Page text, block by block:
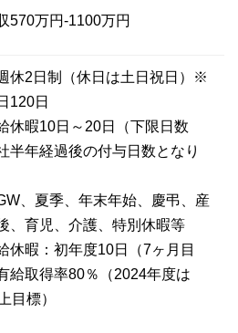
570万円-1100万円
休2日制（休日は土日祝日）※
120日
休暇10日～20日（下限日数
半年経過後の付与日数となり
、夏季、年末年始、慶弔、産
、育児、介護、特別休暇等
休暇：初年度10日（7ヶ月目
給取得率80％（2024年度は
目標）